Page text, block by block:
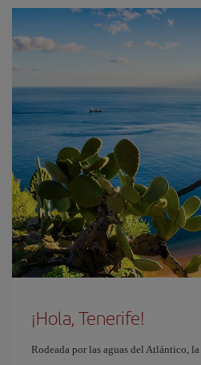
¡Hola, Tenerife!
Rodeada por las aguas del Atlántico, la